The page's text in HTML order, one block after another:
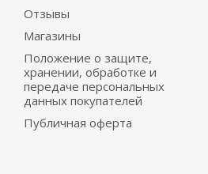
Отзывы
Магазины
Положение о защите,
хранении, обработке и
передаче персональных
данных покупателей
Публичная оферта